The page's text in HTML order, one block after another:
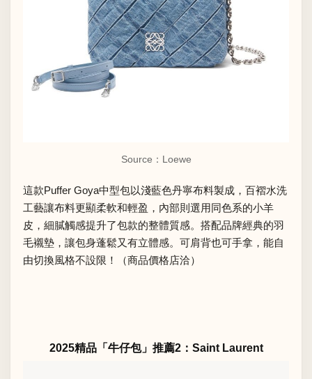
Source：Loewe
這款Puffer Goya中型包以淺藍色丹寧布料製成，百褶水洗
工藝讓布料更顯柔軟和輕盈，內部則選用同色系的小羊
皮，細膩觸感提升了包款的整體質感。搭配品牌經典的羽
毛襯墊，讓包身蓬鬆又有立體感。可肩背也可手拿，能自
由切換風格不設限！（商品價格店洽）
2025精品「牛仔包」推薦2：Saint Laurent